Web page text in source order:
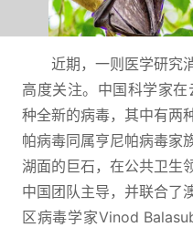
近期，一则医学研究
高度关注。中国科学家
种全新的病毒，其中有两
帕病毒同属亨尼帕病毒家
湖面的巨石，在公共卫生
中国团队主导，并联合了
区病毒学家Vinod